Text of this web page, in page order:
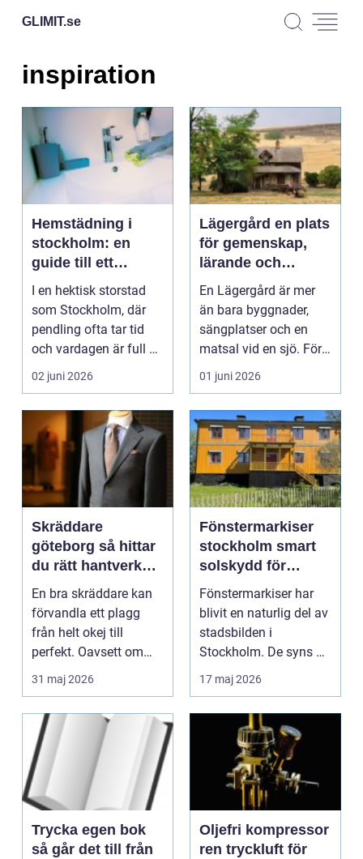
GLIMIT.se
inspiration
Hemstädning i
stockholm: en
guide till ett
skinande rent hem
I en hektisk storstad
som Stockholm, där
pendling ofta tar tid
och vardagen är full av
aktiviteter, ...
02 juni 2026
Lägergård en plats
för gemenskap,
lärande och
återhämtning
En Lägergård är mer
än bara byggnader,
sängplatser och en
matsal vid en sjö. För
många barn,
ungdoma...
01 juni 2026
Skräddare
göteborg så hittar
du rätt hantverkare
för dina kläder
En bra skräddare kan
förvandla ett plagg
från helt okej till
perfekt. Oavsett om
byxbenen är för lån...
31 maj 2026
Fönstermarkiser
stockholm smart
solskydd för
stadens alla
fönster
Fönstermarkiser har
blivit en naturlig del av
stadsbilden i
Stockholm. De syns på
villor, flerfamilj...
17 maj 2026
Trycka egen bok
så går det till från
Oljefri kompressor
ren tryckluft för